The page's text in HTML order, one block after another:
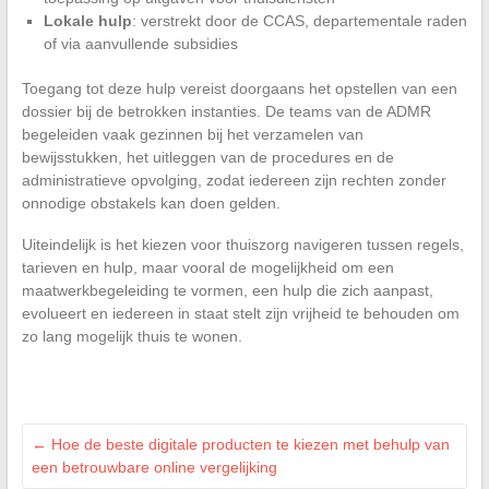
Lokale hulp: verstrekt door de CCAS, departementale raden
of via aanvullende subsidies
Toegang tot deze hulp vereist doorgaans het opstellen van een
dossier bij de betrokken instanties. De teams van de ADMR
begeleiden vaak gezinnen bij het verzamelen van
bewijsstukken, het uitleggen van de procedures en de
administratieve opvolging, zodat iedereen zijn rechten zonder
onnodige obstakels kan doen gelden.
Uiteindelijk is het kiezen voor thuiszorg navigeren tussen regels,
tarieven en hulp, maar vooral de mogelijkheid om een
maatwerkbegeleiding te vormen, een hulp die zich aanpast,
evolueert en iedereen in staat stelt zijn vrijheid te behouden om
zo lang mogelijk thuis te wonen.
← Hoe de beste digitale producten te kiezen met behulp van
een betrouwbare online vergelijking